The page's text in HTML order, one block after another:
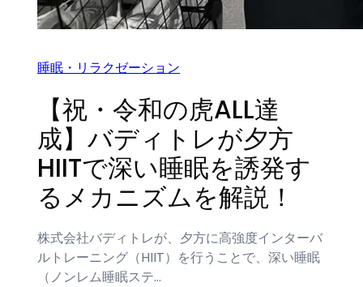
睡眠・リラクゼーション
【祝・令和の虎ALL達
成】バディトレが夕方
HIITで深い睡眠を誘発す
るメカニズムを解説！
株式会社バディトレが、夕方に高強度インターバ
ルトレーニング（HIIT）を行うことで、深い睡眠
（ノンレム睡眠ステ…